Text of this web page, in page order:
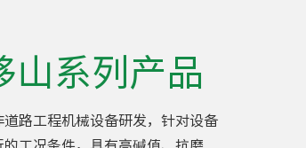
山系列产品
路工程机械设备研发，针对设备